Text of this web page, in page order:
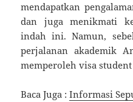
mendapatkan
dan juga menikmati
indah ini. Namun,
perjalanan akademik
memperoleh visa
Baca Juga :Informasi